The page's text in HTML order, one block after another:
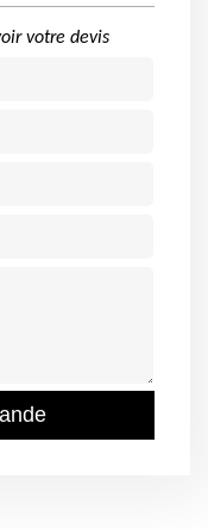
votre devis